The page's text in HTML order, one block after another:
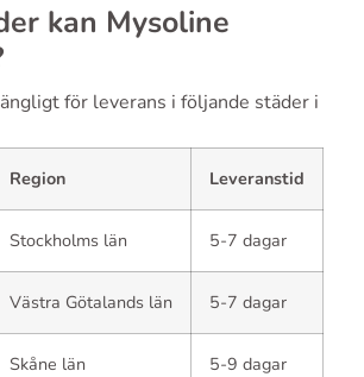
kan Mysoline
för leverans i följande städer i
Region Leveranstid
Stockholms län 5-7 dagar
Västra Götalands län 5-7 dagar
Skåne län 5-9 dagar